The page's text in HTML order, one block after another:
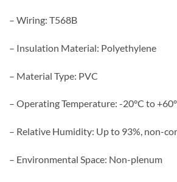
– Wiring: T568B
– Insulation Material: Polyethylene
– Material Type: PVC
– Operating Temperature: -20°C to
– Relative Humidity: Up to 93%, non-
– Environmental Space: Non-plenum